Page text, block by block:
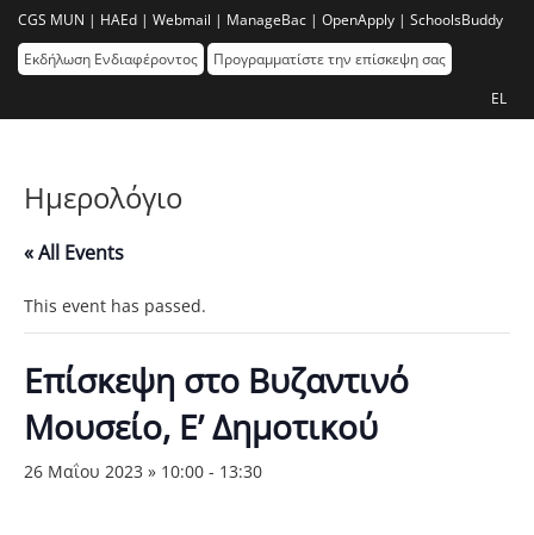
CGS MUN | HAEd | Webmail | ManageBac | OpenApply | SchoolsBuddy
Εκδήλωση Ενδιαφέροντος
Προγραμματίστε την επίσκεψη σας
EL
Ημερολόγιο
« All Events
This event has passed.
Επίσκεψη στο Βυζαντινό
Μουσείο, Ε’ Δημοτικού
26 Μαΐου 2023 » 10:00 - 13:30